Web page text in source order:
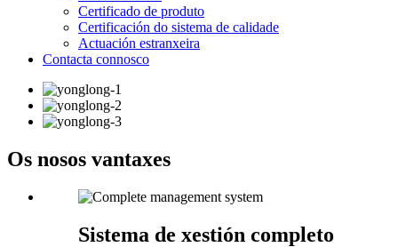
Certificado de produto
Certificación do sistema de calidade
Actuación estranxeira
Contacta connosco
Os nosos vantaxes
Sistema de xestión completo